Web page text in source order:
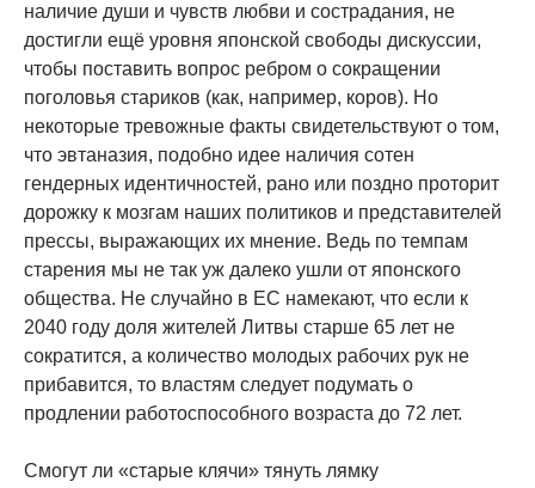
наличие души и чувств любви и сострадания, не
достигли ещё уровня японской свободы дискуссии,
чтобы поставить вопрос ребром о сокращении
поголовья стариков (как, например, коров). Но
некоторые тревожные факты свидетельствуют о том,
что эвтаназия, подобно идее наличия сотен
гендерных идентичностей, рано или поздно проторит
дорожку к мозгам наших политиков и представителей
прессы, выражающих их мнение. Ведь по темпам
старения мы не так уж далеко ушли от японского
общества. Не случайно в ЕС намекают, что если к
2040 году доля жителей Литвы старше 65 лет не
сократится, а количество молодых рабочих рук не
прибавится, то властям следует подумать о
продлении работоспособного возраста до 72 лет.
Смогут ли «старые клячи» тянуть лямку